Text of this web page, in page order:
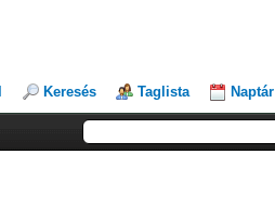
Keresés Taglista Naptár